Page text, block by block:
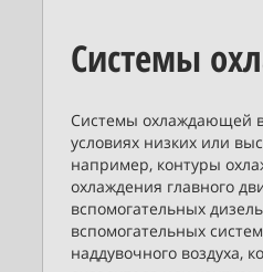
Системы
Системы охлаждающей
условиях низких или
например, контуры
охлаждения главного
вспомогательных
вспомогательных
наддувочного воздуха,